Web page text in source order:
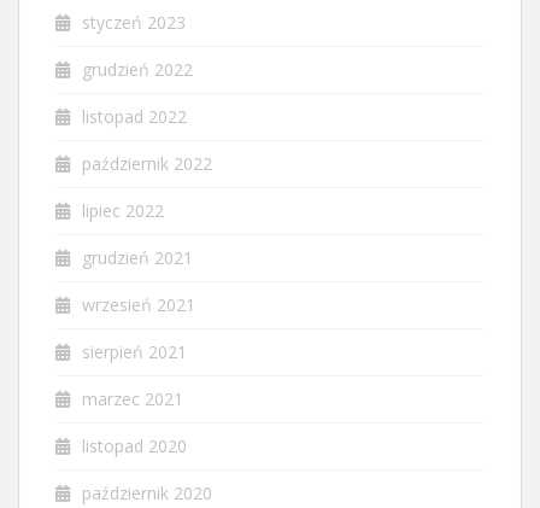
styczeń 2023
grudzień 2022
listopad 2022
październik 2022
lipiec 2022
grudzień 2021
wrzesień 2021
sierpień 2021
marzec 2021
listopad 2020
październik 2020